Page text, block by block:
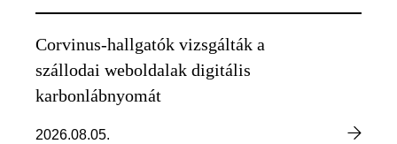
Corvinus-hallgatók vizsgálták a
szállodai weboldalak digitális
karbonlábnyomát
2026.08.05.